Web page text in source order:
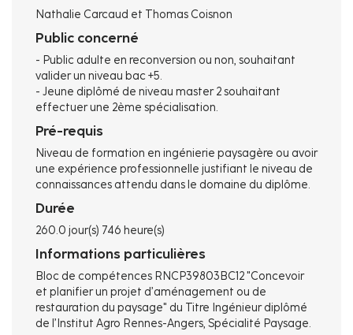
Nathalie Carcaud et Thomas Coisnon
Public concerné
- Public adulte en reconversion ou non, souhaitant
valider un niveau bac +5.
- Jeune diplômé de niveau master 2 souhaitant
effectuer une 2ème spécialisation.
Pré-requis
Niveau de formation en ingénierie paysagère ou avoir
une expérience professionnelle justifiant le niveau de
connaissances attendu dans le domaine du diplôme.
Durée
260.0 jour(s) 746 heure(s)
Informations particulières
Bloc de compétences RNCP39803BC12 "Concevoir
et planifier un projet d’aménagement ou de
restauration du paysage" du Titre Ingénieur diplômé
de l’Institut Agro Rennes-Angers, Spécialité Paysage.